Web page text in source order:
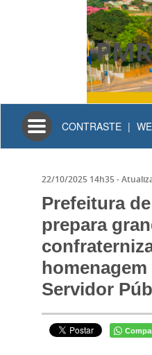
Toggle
navigation
CONTRASTE |
22/10/2025 14h35-
Prefeitura
prepara
Servidor